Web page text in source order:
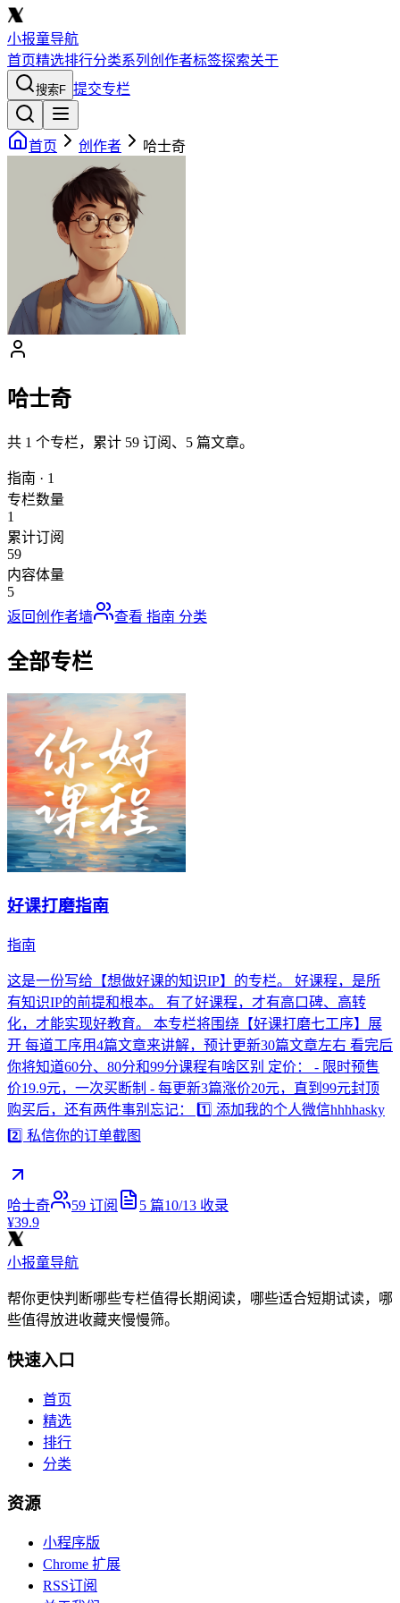
小报童导航
首页精选排行分类系列 创作者标签探索关于
搜索F 提交专栏
首页 创作者 哈士奇
哈士奇
共 1 个专栏，累计 59 订阅、 5 篇文章。
指南 · 1
专栏数量
1
累计订阅
59
内容体量
5
返回创作者墙
查看 指南 分类
全部专栏
好课打磨指南
指南
这是一份写给【想做好课的知识IP】的专栏。 好课程，是所
有知识IP的前提和根本。 有了好课程，才有高口碑、高转
化，才能实现好教育。 本专栏将围绕【好课打磨七工序】展
开 每道工序用4篇文章来讲解，预计更新30篇文章左右 看完后
你将知道60分、80分和99分课程有啥区别 定价： - 限时预售
价19.9元，一次买断制 - 每更新3篇涨价20元，直到99元封顶
购买后，还有两件事别忘记： 1️⃣ 添加我的个人微信hhhhasky
2️⃣ 私信你的订单截图
哈士奇 59 订阅 5 篇10/13 收录
¥39.9
小报童导航
帮你更快判断哪些专栏值得长期阅读，哪些适合短期试读，哪
些值得放进收藏夹慢慢筛。
快速入口
首页
精选
排行
分类
资源
小程序版
Chrome 扩展
RSS订阅